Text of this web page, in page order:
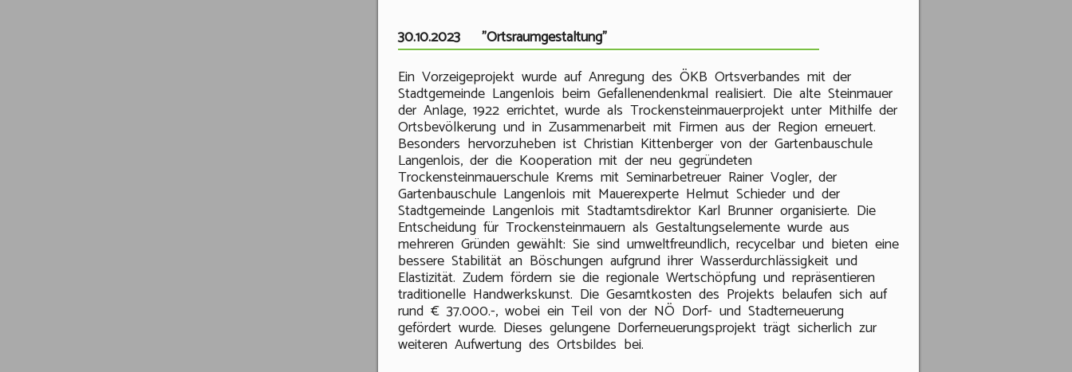
30.10.2023 "Ortsraumgestaltung"
Ein Vorzeigeprojekt wurde auf Anregung des ÖKB Ortsverbandes mit der
Stadtgemeinde Langenlois beim Gefallenendenkmal realisiert. Die alte Steinmauer
der Anlage, 1922 errichtet, wurde als Trockensteinmauerprojekt unter Mithilfe der
Ortsbevölkerung und in Zusammenarbeit mit Firmen aus der Region erneuert.
Besonders hervorzuheben ist Christian Kittenberger von der Gartenbauschule
Langenlois, der die Kooperation mit der neu gegründeten
Trockensteinmauerschule Krems mit Seminarbetreuer Rainer Vogler, der
Gartenbauschule Langenlois mit Mauerexperte Helmut Schieder und der
Stadtgemeinde Langenlois mit Stadtamtsdirektor Karl Brunner organisierte. Die
Entscheidung für Trockensteinmauern als Gestaltungselemente wurde aus
mehreren Gründen gewählt: Sie sind umweltfreundlich, recycelbar und bieten eine
bessere Stabilität an Böschungen aufgrund ihrer Wasserdurchlässigkeit und
Elastizität. Zudem fördern sie die regionale Wertschöpfung und repräsentieren
traditionelle Handwerkskunst. Die Gesamtkosten des Projekts belaufen sich auf
rund € 37.000.-, wobei ein Teil von der NÖ Dorf- und Stadterneuerung
gefördert wurde. Dieses gelungene Dorferneuerungsprojekt trägt sicherlich zur
weiteren Aufwertung des Ortsbildes bei.